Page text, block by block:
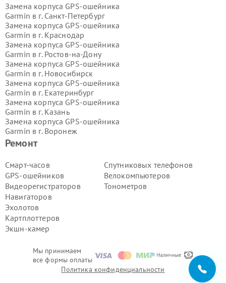
Мы принимаем
все формы оплаты
Ремонт
Смарт-часов
GPS-ошейников
Видеорегистраторов
Навигаторов
Эхолотов
Картплоттеров
Экшн-камер
Спутниковых телефонов
Велокомпьютеров
Тонометров
Замена корпуса GPS-ошейника
Garmin в г. Санкт-Петербург
Замена корпуса GPS-ошейника
Garmin в г. Краснодар
Замена корпуса GPS-ошейника
Garmin в г. Ростов-на-Дону
Замена корпуса GPS-ошейника
Garmin в г. Новосибирск
Замена корпуса GPS-ошейника
Garmin в г. Екатеринбург
Замена корпуса GPS-ошейника
Garmin в г. Казань
Замена корпуса GPS-ошейника
Garmin в г. Воронеж
Замена корпуса GPS-ошейника
Garmin в г.
Garmin в г.Самара
Замена корпуса GPS-ошейника
Garmin в г.Пермь
Замена корпуса GPS-ошейника
Garmin в г.
Замена корпуса GPS-ошейника
Garmin в г.Ижевск
Замена корпуса GPS-ошейника
Garmin в г.
Замена корпуса GPS-ошейника
Garmin в г. Тюмень
Замена корпуса GPS-ошейника
Политика конфиденциальности